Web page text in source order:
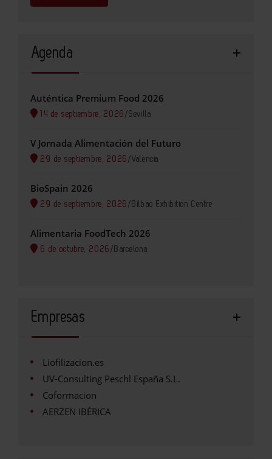
Agenda
Auténtica Premium Food 2026
14 de septiembre, 2026 /Sevilla
V Jornada Alimentación del Futuro
29 de septiembre, 2026 /Valencia
BioSpain 2026
29 de septiembre, 2026 / Bilbao Exhibition Centre
Alimentaria FoodTech 2026
6 de octubre, 2026 / Barcelona
Empresas
Liofilizacion.es
UV-Consulting Peschl España S.L.
Coformacion
AERZEN IBÉRICA